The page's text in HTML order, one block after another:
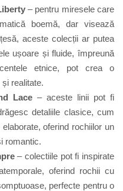
– pentru miresele care
boemă, dar visează
aceste colecții ar putea
ușoare și fluide, împreună
etnice, pot crea o
realitate.
Lace – aceste linii pot fi
detaliile clasice, cum
oferind rochiilor un
romantic.
–colectiile pot fi inspirate
oferind rochii cu
perfecte pentru o